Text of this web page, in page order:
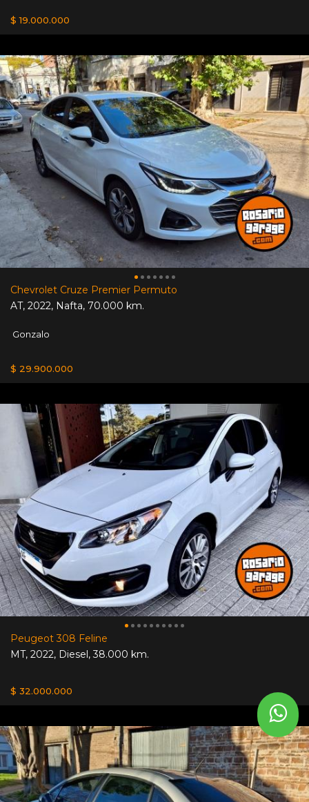
$ 19.000.000
Chevrolet Cruze Premier Permuto
AT, 2022, Nafta, 70.000 km.
Gonzalo
$ 29.900.000
Peugeot 308 Feline
MT, 2022, Diesel,38.000 km.
$ 32.000.000